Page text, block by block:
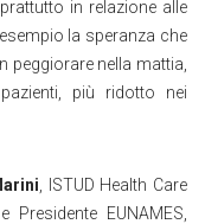
in relazione alle
la speranza che
nella mattia,
più ridotto nei
, ISTUD Health Care
EUNAMES,